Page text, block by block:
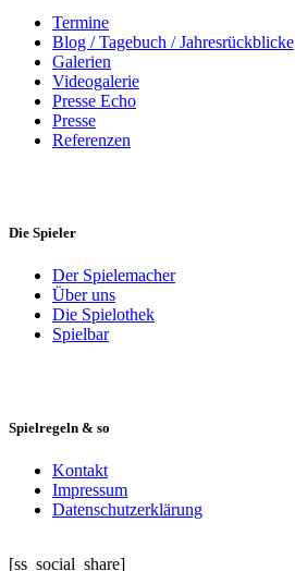
Termine
Blog / Tagebuch / Jahresrückblicke
Galerien
Videogalerie
Presse Echo
Presse
Referenzen
Die Spieler
Der Spielemacher
Über uns
Die Spielothek
Spielbar
Spielregeln & so
Kontakt
Impressum
Datenschutzerklärung
[ss_social_share]